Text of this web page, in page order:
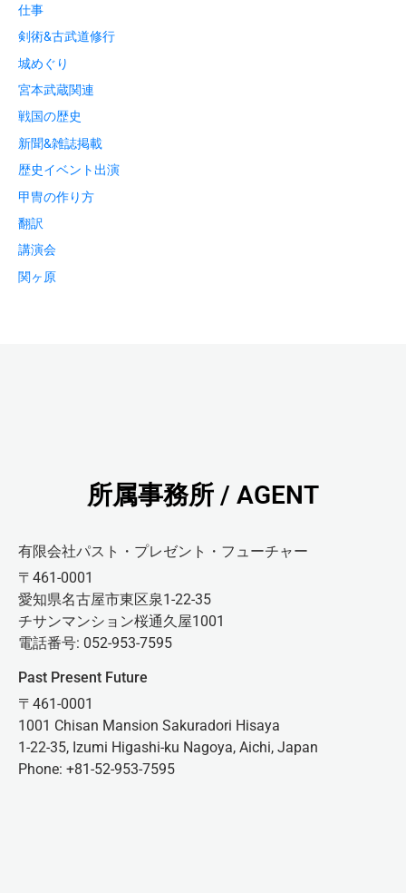
仕事
剣術&古武道修行
城めぐり
宮本武蔵関連
戦国の歴史
新聞&雑誌掲載
歴史イベント出演
甲冑の作り方
翻訳
講演会
関ヶ原
所属事務所 / AGENT
有限会社パスト・プレゼント・フューチャー
〒461-0001
愛知県名古屋市東区泉1-22-35
チサンマンション桜通久屋1001
電話番号: 052-953-7595
Past Present Future
〒461-0001
1001 Chisan Mansion Sakuradori Hisaya
1-22-35, Izumi Higashi-ku Nagoya, Aichi, Japan
Phone: +81-52-953-7595